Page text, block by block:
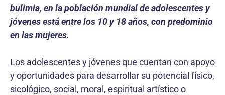
bulimia, en la población mundial de adolescentes y
jóvenes está entre los 10 y 18 años, con predominio
en las mujeres.
Los adolescentes y jóvenes que cuentan con apoyo
y oportunidades para desarrollar su potencial físico,
sicológico, social, moral, espiritual artístico o